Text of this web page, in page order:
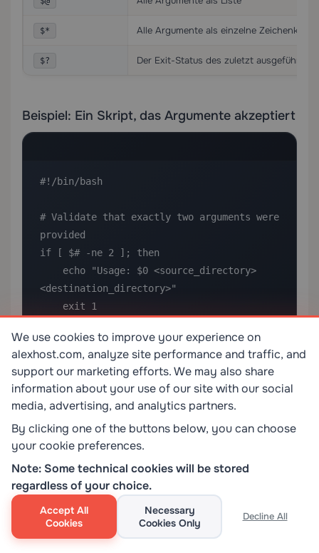
$* Alle Argumente als einzelne Zeichenkette
$? Der Exit-Status des zuletzt ausgeführten
Beispiel: Ein Skript, das Argumente akzeptiert
#!/bin/bash
# Validate that exactly two arguments were
provided
if [ $# -ne 2 ]; then
<destination_directory>"
source_dir="$1"
dest_dir="$2"
# Check that the source directory exists
if [ ! -d "$source_dir" ]; then
    echo "ERROR: Source directory
'$source_dir' does not exist."
    exit 1
echo "Copying files from '$source_dir' to
We use cookies to improve your experience on
alexhost.com, analyze site performance and traffic, and
support our marketing efforts. We may also share
information about your use of our site with our social
media, advertising, and analytics partners.
By clicking one of the buttons below, you can choose
your cookie preferences.
Note: Some technical cookies will be stored
regardless of your choice.
Accept All
Cookies
Necessary
Cookies Only
Decline All